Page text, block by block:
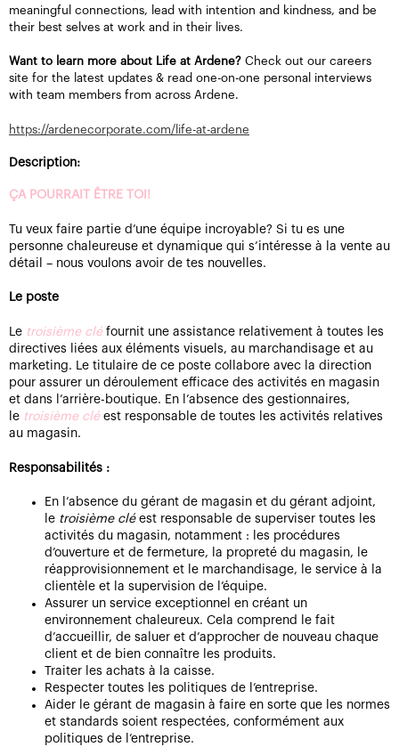
meaningful connections, lead with intention and kindness, and be
their best selves at work and in their lives.
Want to learn more about Life at Ardene? Check out our careers
site for the latest updates & read one-on-one personal interviews
with team members from across Ardene.
https://ardenecorporate.com/life-at-ardene
Description:
ÇA POURRAIT ÊTRE TOI!
Tu veux faire partie d’une équipe incroyable? Si tu es une
personne chaleureuse et dynamique qui s’intéresse à la vente au
détail – nous voulons avoir de tes nouvelles.
Le poste
Le troisième cléfournit une assistance relativement à toutes les
directives liées aux éléments visuels, au marchandisage et au
marketing. Le titulaire de ce poste collabore avec la direction
pour assurer un déroulement efficace des activités en magasin
et dans l’arrière-boutique. En l’absence des gestionnaires,
le troisième cléest responsable de toutes les activités relatives
au magasin.
Responsabilités :
En l’absence du gérant de magasin et du gérant adjoint,
le troisième cléest responsable de superviser toutes les
activités du magasin, notamment : les procédures
d’ouverture et de fermeture, la propreté du magasin, le
réapprovisionnement et le marchandisage, le service à la
clientèle et la supervision de l’équipe.
Assurer un service exceptionnel en créant un
environnement chaleureux. Cela comprend le fait
d’accueillir, de saluer et d’approcher de nouveau chaque
client et de bien connaître les produits.
Traiter les achats à la caisse.
Respecter toutes les politiques de l’entreprise.
Aider le gérant de magasin à faire en sorte que les normes
et standards soient respectées, conformément aux
politiques de l’entreprise.